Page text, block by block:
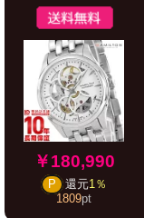
￥180,990
P 還元1％
1809pt